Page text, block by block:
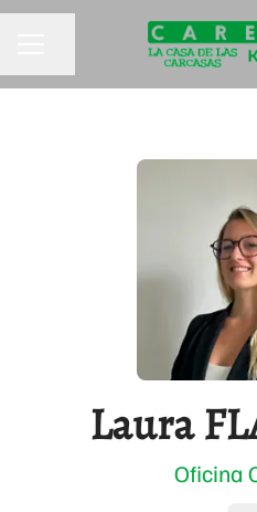
MENÚ DE EMPLEO
Compartir página
Laura
Oficina